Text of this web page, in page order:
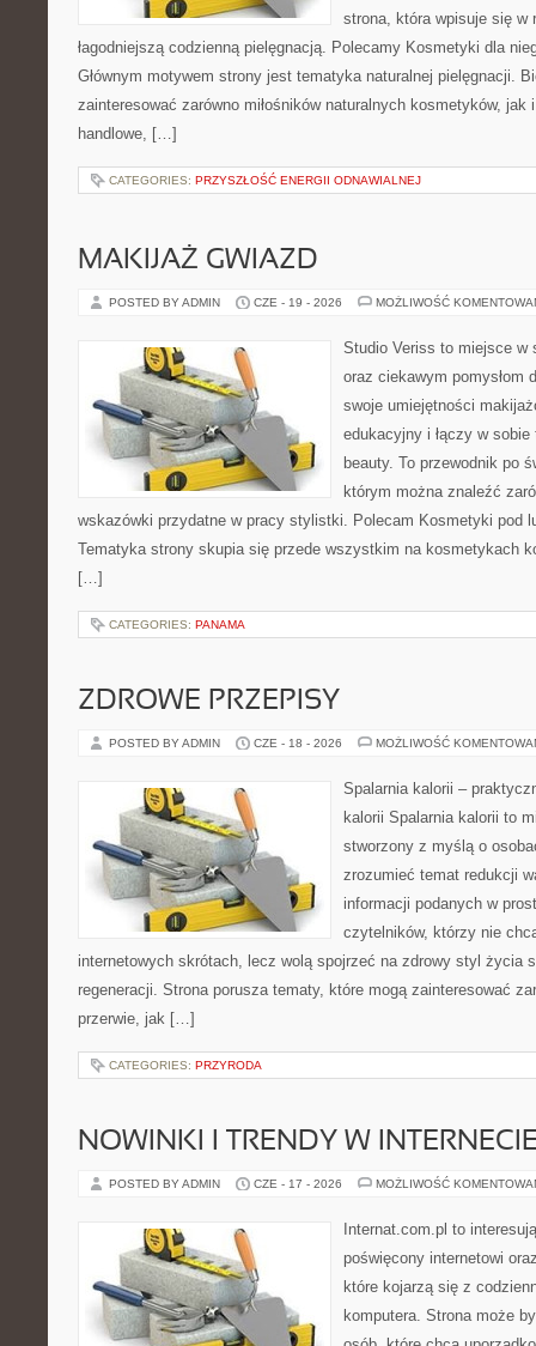
strona, która wpisuje się w
łagodniejszą codzienną pielęgnacją. Polecamy Kosmetyki dla
Głównym motywem strony jest tematyka naturalnej pielęgnacji.
zainteresować zarówno miłośników naturalnych kosmetyków, jak
handlowe, […]
CATEGORIES: PRZYSZŁOŚĆ ENERGII ODNAWIALNEJ
MAKIJAŻ GWIAZD
POSTED BY ADMIN CZE - 19 - 2026 MOŻLIWOŚĆ
Studio Veriss to miejsce w
oraz ciekawym pomysłom
swoje umiejętności
edukacyjny i łączy w
beauty. To przewodnik po
którym można znaleźć
wskazówki przydatne w pracy stylistki. Polecam Kosmetyki pod
Tematyka strony skupia się przede wszystkim na kosmetykach
[…]
CATEGORIES: PANAMA
ZDROWE PRZEPISY
POSTED BY ADMIN CZE - 18 - 2026 MOŻLIWOŚĆ
Spalarnia kalorii –
kalorii Spalarnia kalorii to
stworzony z myślą o
zrozumieć temat redukcji
informacji podanych w
czytelników, którzy nie
internetowych skrótach, lecz wolą spojrzeć na zdrowy styl życia
regeneracji. Strona porusza tematy, które mogą zainteresować
przerwie, jak […]
CATEGORIES: PRZYRODA
NOWINKI I TRENDY W
POSTED BY ADMIN CZE - 17 - 2026 MOŻLIWOŚĆ
Internat.com.pl to
poświęcony internetowi
które kojarzą się z
komputera. Strona może